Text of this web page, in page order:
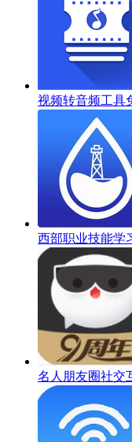
视频转音频工具
西部职业技能学
名人朋友圈社交